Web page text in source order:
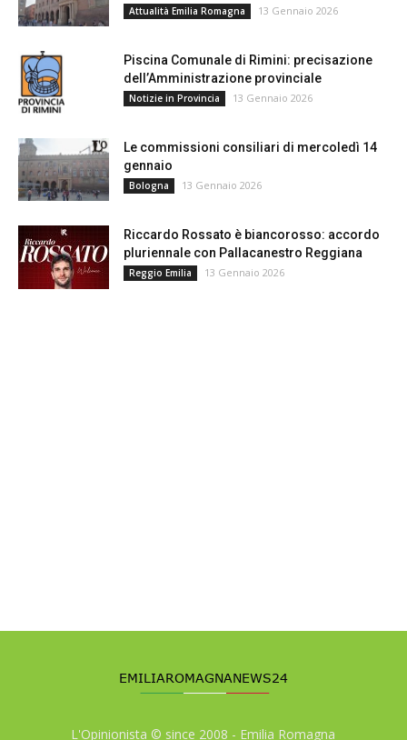
Attualità Emilia Romagna 13 Gennaio 2026
Piscina Comunale di Rimini: precisazione
dell’Amministrazione provinciale
Notizie in Provincia 13 Gennaio 2026
Le commissioni consiliari di mercoledì 14
gennaio
Bologna 13 Gennaio 2026
Riccardo Rossato è biancorosso: accordo
pluriennale con Pallacanestro Reggiana
Reggio Emilia 13 Gennaio 2026
L'Opinionista © since 2008 - Emilia Romagna